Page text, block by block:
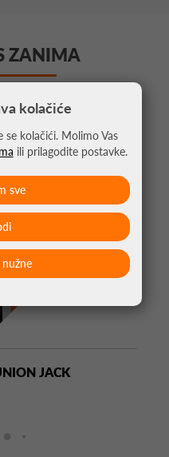
ZANIMA
JACK
kolačiće
kolačići. Molimo Vas
ili prilagodite postavke.
nužne
sve